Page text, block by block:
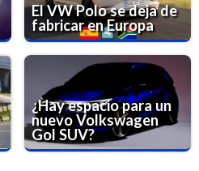
El VW Polo se deja de
fabricar en Europa
¿Hay espacio para un
nuevo Volkswagen
Gol SUV?